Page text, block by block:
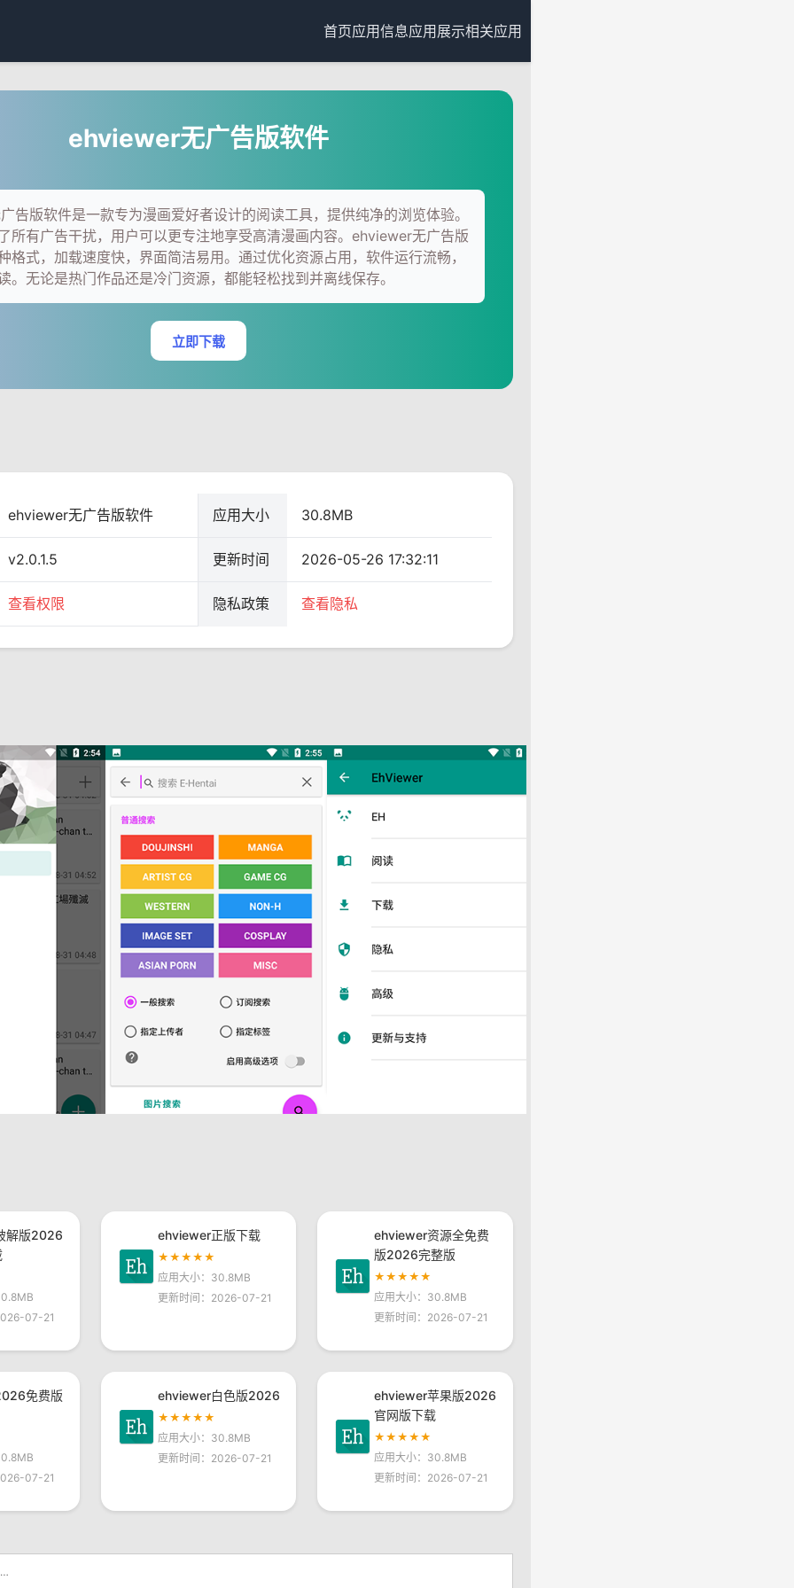
首页应用信息应用展示相关应用
ehviewer无广告版软件
告版软件是一款专为漫画爱好者设计的阅读工具，提供纯净的浏览体验。
所有广告干扰，用户可以更专注地享受高清漫画内容。ehviewer无广告版
格式，加载速度快，界面简洁易用。通过优化资源占用，软件运行流畅，
。无论是热门作品还是冷门资源，都能轻松找到并离线保存。
立即下载
ehviewer无广告版软件 应用大小 30.8MB
v2.0.1.5 更新时间 2026-05-26 17:32:11
查看权限 隐私政策 查看隐私
解版2026
07-21
ehviewer正版下载
★★★★★
应用大小：30.8MB
更新时间：2026-07-21
ehviewer资源全免费
版2026完整版
★★★★★
应用大小：30.8MB
更新时间：2026-07-21
免费版
07-21
ehviewer白色版2026
★★★★★
应用大小：30.8MB
更新时间：2026-07-21
ehviewer苹果版2026
官网版下载
★★★★★
应用大小：30.8MB
更新时间：2026-07-21